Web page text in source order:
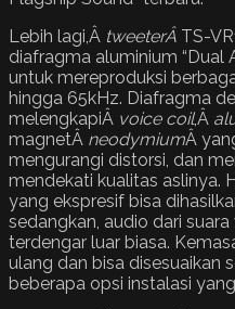
Lebih lagi,Â tweeterÂ TS-
diafragma aluminium “Dual
untuk mereproduksi
hingga 65kHz. Diafragma
melengkapiÂ voice coil,Â
magnetÂ neodymiumÂ
mengurangi distorsi, dan
mendekati kualitas aslinya.
yang ekspresif bisa
sedangkan, audio dari
terdengar luar biasa.
ulang dan bisa disesuaikan
beberapa opsi instalasi